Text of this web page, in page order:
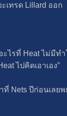
เทรด Lillard ออก
ะไรที่ Heat ไม่มีทํ
ไปคิดเอาเอง”
ที่ Nets ปีก่อนเลย